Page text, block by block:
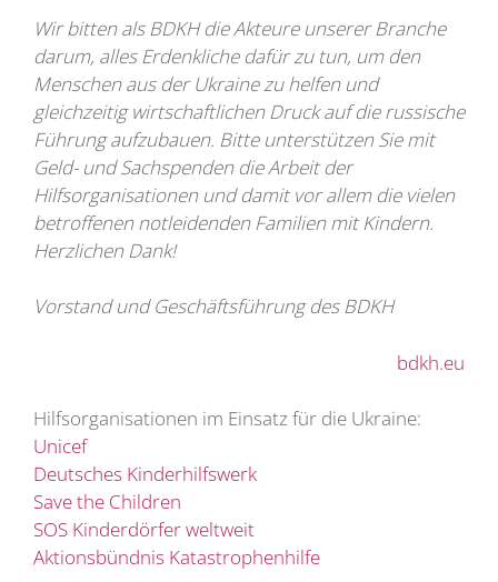
Wir bitten als BDKH die Akteure unserer Branche
darum, alles Erdenkliche dafür zu tun, um den
Menschen aus der Ukraine zu helfen und
gleichzeitig wirtschaftlichen Druck auf die russische
Führung aufzubauen. Bitte unterstützen Sie mit
Geld- und Sachspenden die Arbeit der
Hilfsorganisationen und damit vor allem die vielen
betroffenen notleidenden Familien mit Kindern.
Herzlichen Dank!
Vorstand und Geschäftsführung des BDKH
bdkh.eu
Hilfsorganisationen im Einsatz für die Ukraine:
Unicef
Deutsches Kinderhilfswerk
Save the Children
SOS Kinderdörfer weltweit
Aktionsbündnis Katastrophenhilfe